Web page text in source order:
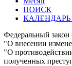
ПОИСК
Федеральный
"О внесении
"О
полученных